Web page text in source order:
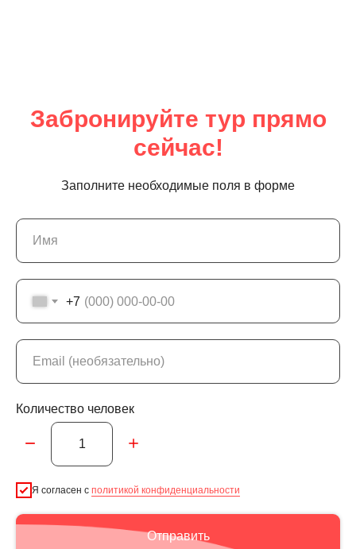
Забронируйте тур прямо
сейчас!
Заполните необходимые поля в форме
+7
Количество человек
Я согласен с политикой конфиденциальности
Отправить